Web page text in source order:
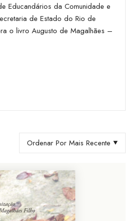
Educandários da Comunidade e
de Estado do Rio de
o livro Augusto de Magalhães –
Ordenar Por Mais Recente